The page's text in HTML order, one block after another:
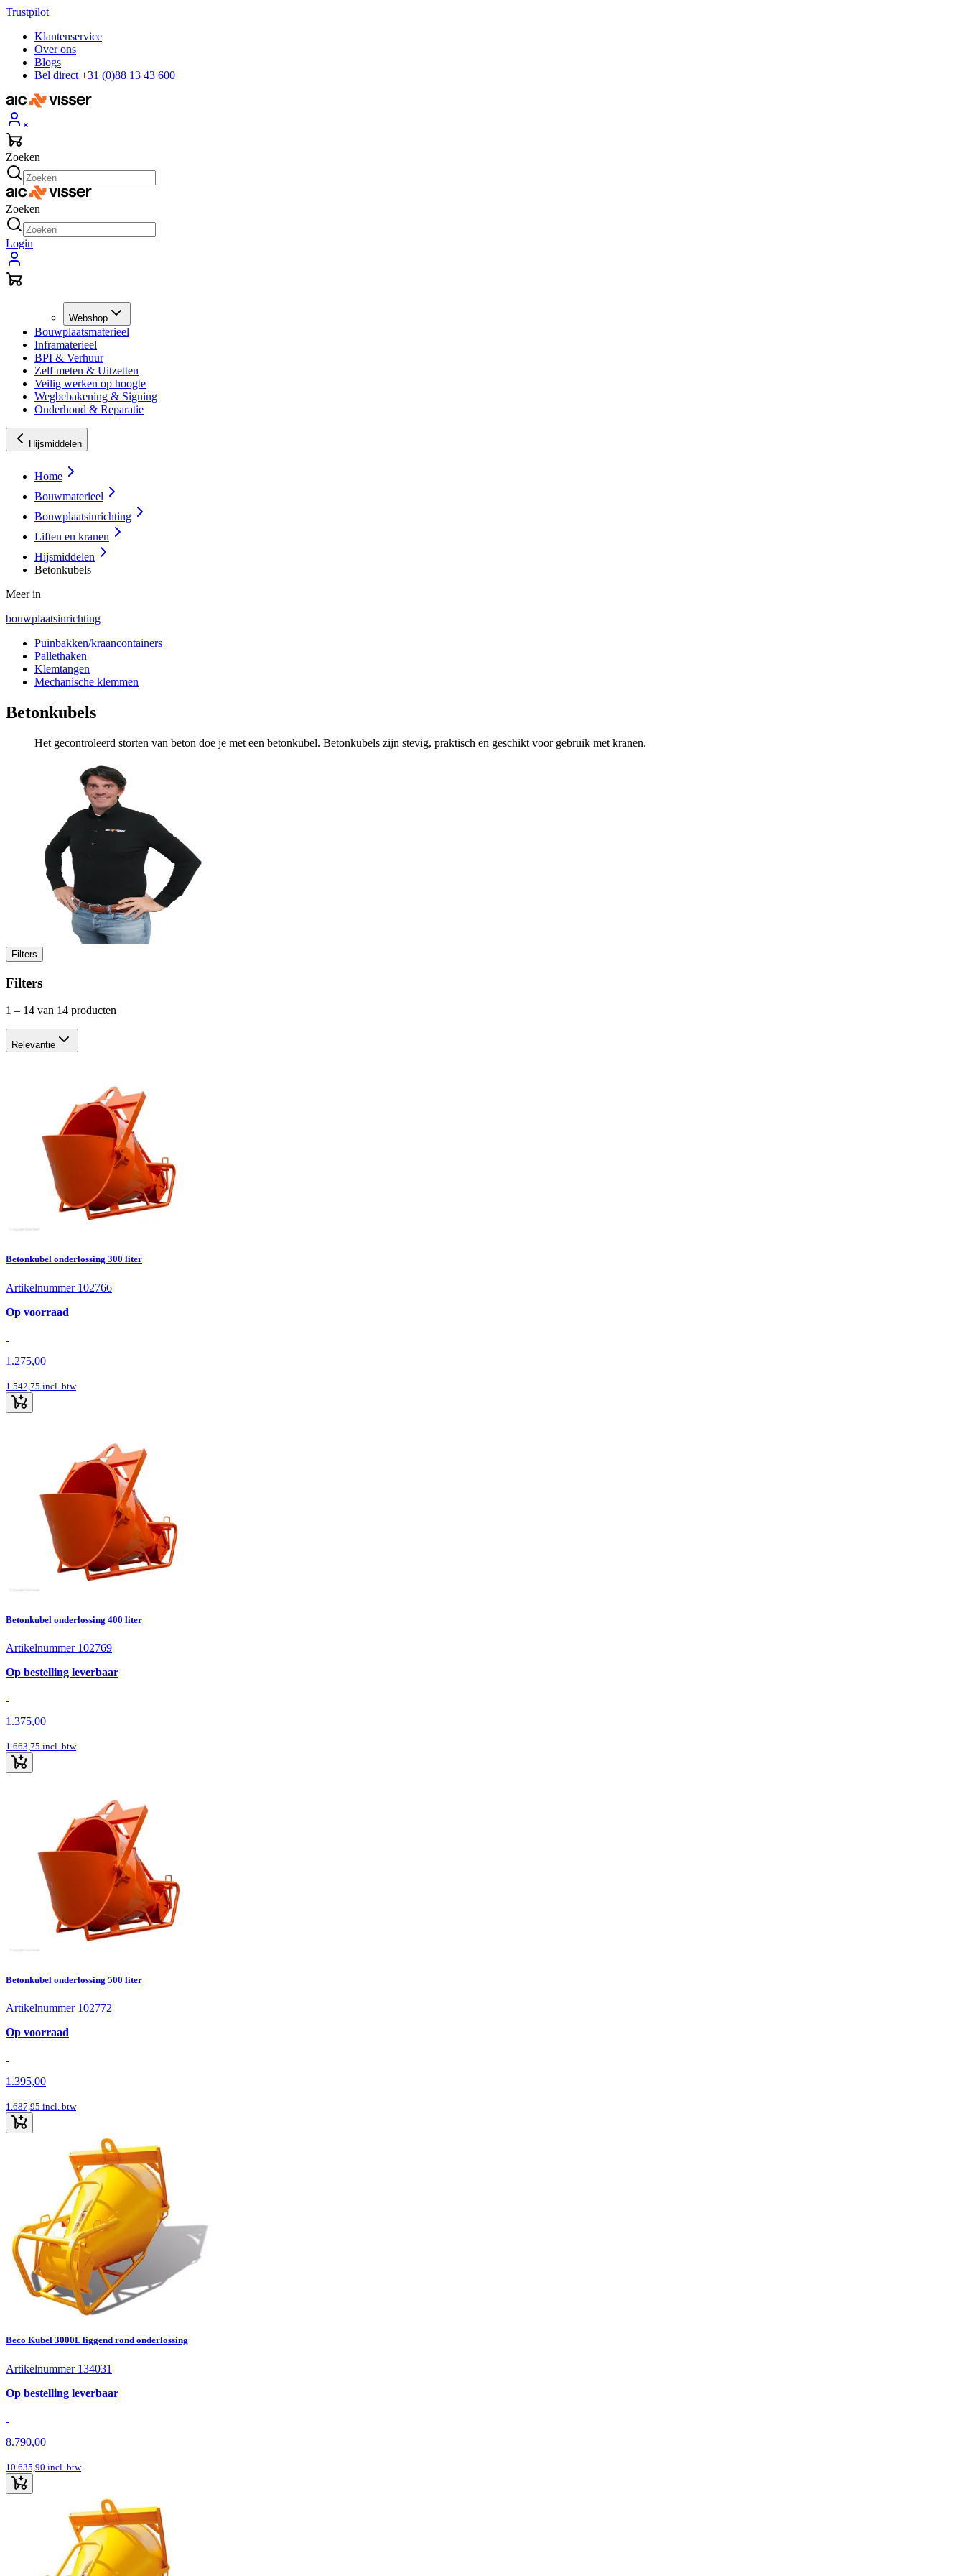
Trustpilot
Klantenservice
Over ons
Blogs
Bel direct +31 (0)88 13 43 600
Zoeken
Zoeken
Login
Webshop
Bouwplaatsmaterieel
Inframaterieel
BPI & Verhuur
Zelf meten & Uitzetten
Veilig werken op hoogte
Wegbebakening & Signing
Onderhoud & Reparatie
Hijsmiddelen
Home
Bouwmaterieel
Bouwplaatsinrichting
Liften en kranen
Hijsmiddelen
Betonkubels
Meer in
bouwplaatsinrichting
Puinbakken/kraancontainers
Pallethaken
Klemtangen
Mechanische klemmen
Betonkubels
Het gecontroleerd storten van beton doe je met een betonkubel. Betonkubels zijn stevig, praktisch en geschikt voor gebruik met kranen.
Filters
Filters
1 – 14 van 14 producten
Relevantie
Betonkubel onderlossing 300 liter
Artikelnummer 102766
Op voorraad
1.275,00
1.542,75 incl. btw
Betonkubel onderlossing 400 liter
Artikelnummer 102769
Op bestelling leverbaar
1.375,00
1.663,75 incl. btw
Betonkubel onderlossing 500 liter
Artikelnummer 102772
Op voorraad
1.395,00
1.687,95 incl. btw
Beco Kubel 3000L liggend rond onderlossing
Artikelnummer 134031
Op bestelling leverbaar
8.790,00
10.635,90 incl. btw